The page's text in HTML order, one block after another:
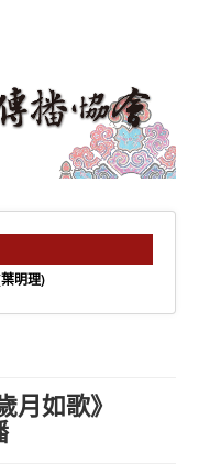
明理)
月如歌》